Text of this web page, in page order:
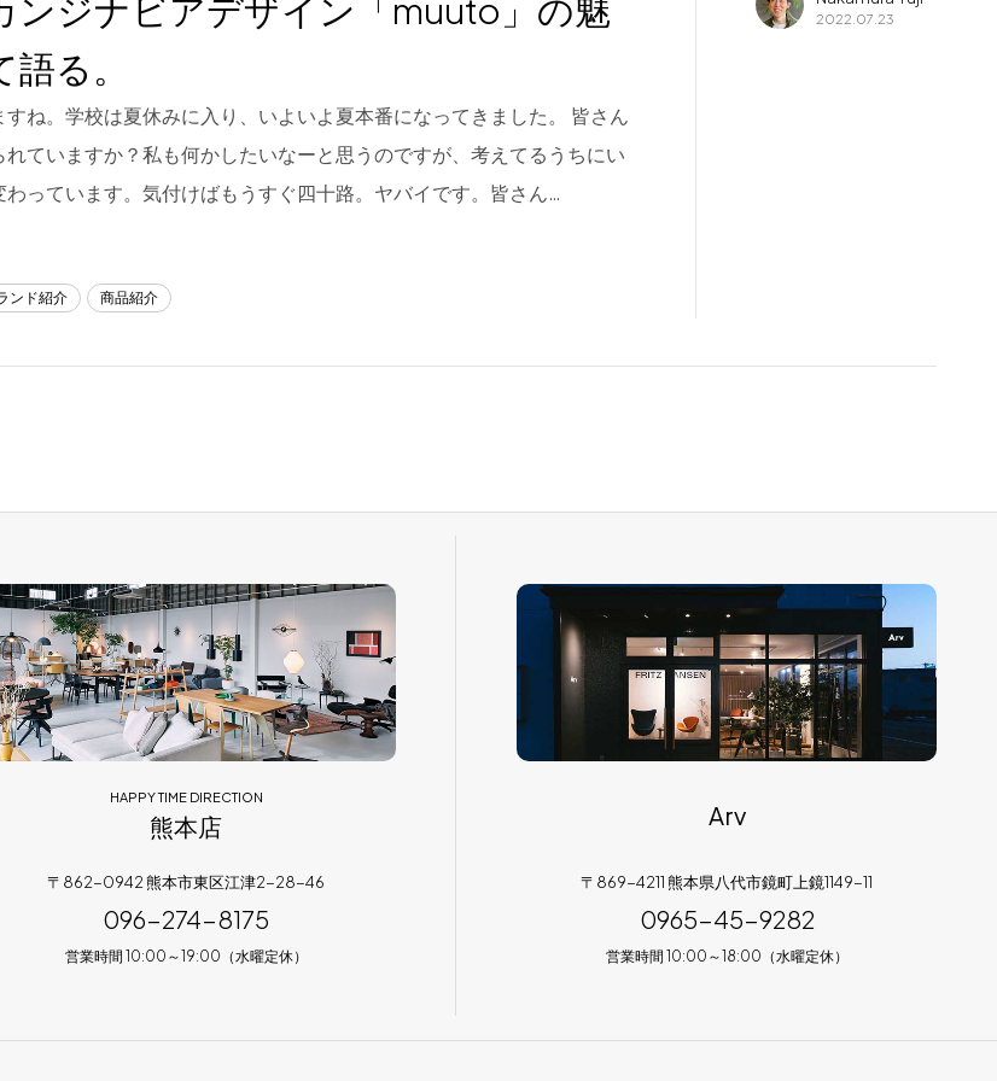
ンジナビアデザイン「muuto」の魅
る。
ね。学校は夏休みに入り、いよいよ夏本番になってきました。 皆さん
ていますか？私も何かしたいなーと思うのですが、考えてるうちにい
っています。気付けばもうすぐ四十路。ヤバイです。皆さん…
ンド紹介 商品紹介
2022.07.23
HAPPY TIME DIRECTION
熊本店
〒862-0942 熊本市東区江津2-28-46
096-274-8175
営業時間 10:00～19:00（水曜定休）
Arv
〒869-4211 熊本県八代市鏡町上鏡1149-11
0965-45-9282
営業時間 10:00～18:00（水曜定休）